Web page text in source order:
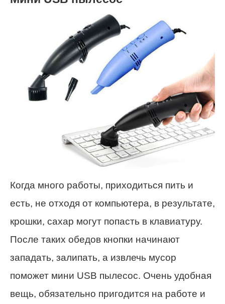
Когда много работы, приходиться пить и
есть, не отходя от компьютера, в результате,
крошки, сахар могут попасть в клавиатуру.
После таких обедов кнопки начинают
западать, залипать, а извлечь мусор
поможет мини USB пылесос. Очень удобная
вещь, обязательно пригодится на работе и